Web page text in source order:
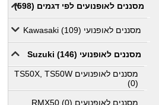
מסננים לאופנועים לפי דגמים (598)
מסננים לאופנועי Kawasaki (109)
מסננים לאופנועי Suzuki (146)
מסננים לאופנועים TS50X, TS50W
(0)
מסננים לאופנועים RMX50 (0)